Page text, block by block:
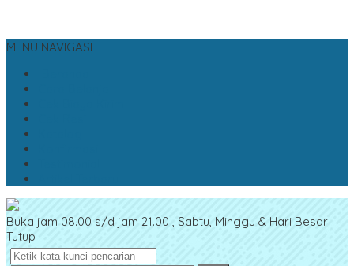
MENU NAVIGASI
Buka jam 08.00 s/d jam 21.00 , Sabtu, Minggu & Hari Besar
Tutup